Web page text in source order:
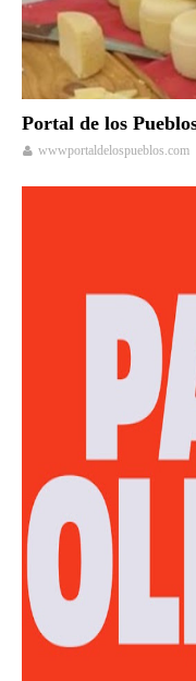
Portal de los
wwwportaldelospueblos.com